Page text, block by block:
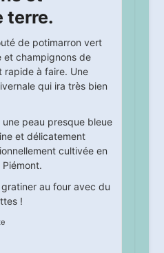
terre.
de potimarron vert
et champignons de
rapide à faire. Une
qui ira très bien
peau presque bleue
et délicatement
cultivée en
au four avec du
!